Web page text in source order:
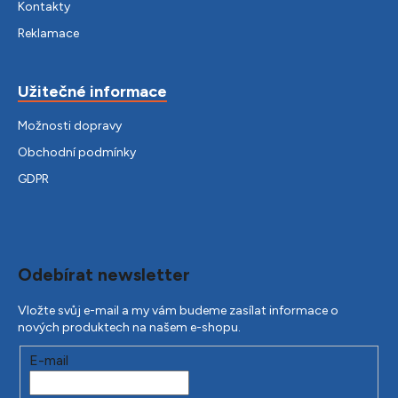
Kontakty
Reklamace
Užitečné informace
Možnosti dopravy
Obchodní podmínky
GDPR
Odebírat newsletter
Vložte svůj e-mail a my vám budeme zasílat informace o
nových produktech na našem e-shopu.
E-mail